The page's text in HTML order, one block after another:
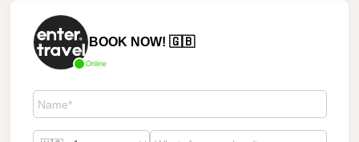
Online
BOOK NOW! 🇬🇧